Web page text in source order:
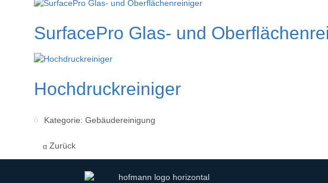
SurfacePro Glas- und
Hochdruckreiniger
Kategorie: Gebäudereinigung
Zurück